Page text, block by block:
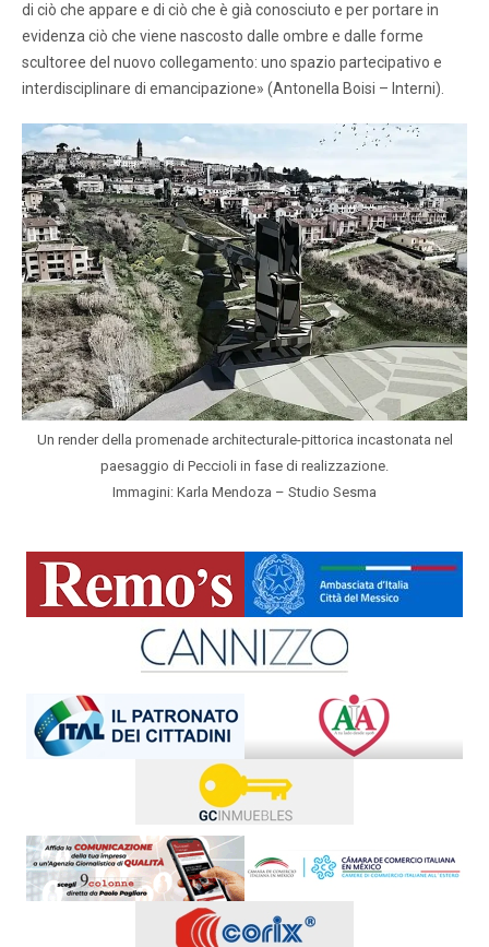
di ciò che appare e di ciò che è già conosciuto e per portare in
evidenza ciò che viene nascosto dalle ombre e dalle forme
scultoree del nuovo collegamento: uno spazio partecipativo e
interdisciplinare di emancipazione» (Antonella Boisi – Interni).
Un render della promenade architecturale-pittorica incastonata nel
paesaggio di Peccioli in fase di realizzazione.
Immagini: Karla Mendoza – Studio Sesma